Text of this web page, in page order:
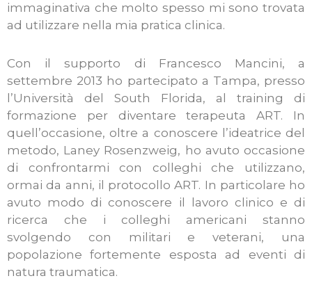
immaginativa che molto spesso mi sono trovata
ad utilizzare nella mia pratica clinica.
Con il supporto di Francesco Mancini, a
settembre 2013 ho partecipato a Tampa, presso
l’Università del South Florida, al training di
formazione per diventare terapeuta ART. In
quell’occasione, oltre a conoscere l’ideatrice del
metodo, Laney Rosenzweig, ho avuto occasione
di confrontarmi con colleghi che utilizzano,
ormai da anni, il protocollo ART. In particolare ho
avuto modo di conoscere il lavoro clinico e di
ricerca che i colleghi americani stanno
svolgendo con militari e veterani, una
popolazione fortemente esposta ad eventi di
natura traumatica.